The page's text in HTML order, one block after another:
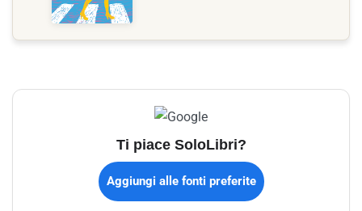
Ti piace SoloLibri?
Aggiungi alle fonti preferite